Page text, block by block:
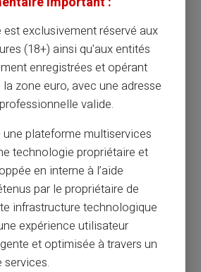
vous pouvez consulter les détails
votre espace client sécurisé.
avec votrecarte prépayée
dépenses en temps réel et
si nécessaire. Cette transparence
parfaitement vos achats en
également configurer des
des alertes après chaque
est exclusivement réservé aux
(18+) ainsi qu'aux entités
enregistrées et opérant
zone euro, avec une adresse
valide.
une plateforme multiservices
technologie propriétaire et
en interne à l’aide
par le propriétaire de
infrastructure technologique
expérience utilisateur
et optimisée à travers un
services.